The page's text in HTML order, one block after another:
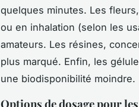
quelques minutes. Les
ou en inhalation (selon les
amateurs. Les résines,
plus marqué. Enfin, les
une biodisponibilité moindre.
Options de dosage pour